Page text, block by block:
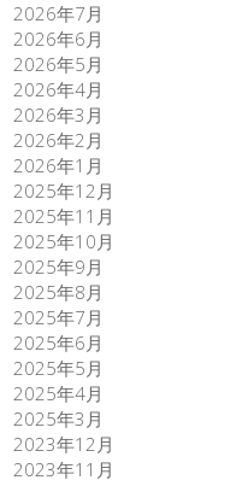
2026年7月
2026年6月
2026年5月
2026年4月
2026年3月
2026年2月
2026年1月
2025年12月
2025年11月
2025年10月
2025年9月
2025年8月
2025年7月
2025年6月
2025年5月
2025年4月
2025年3月
2023年12月
2023年11月